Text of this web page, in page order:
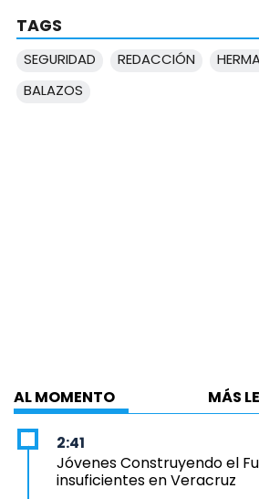
TAGS
SEGURIDAD REDACCIÓN
BALAZOS
AL MOMENTO MÁS
2:41
Jóvenes Construyendo el
insuficientes en Veracruz